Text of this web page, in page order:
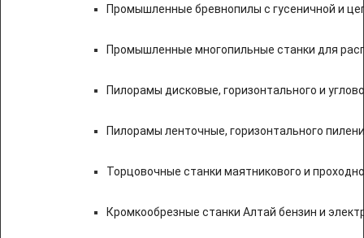
Промышленные бревнопилы с гусеничной и
Промышленные многопильные станки для
Пилорамы дисковые, горизонтального и
Пилорамы ленточные, горизонтального
Торцовочные станки маятникового и
Кромкообрезные станки Алтай бензин и